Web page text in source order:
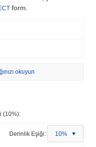
form.
okuyun
(10%):
Derinlik Eşiği: 10%